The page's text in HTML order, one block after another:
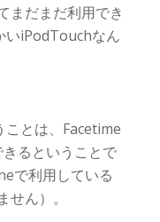
まだまだ利用でき
いiPodTouchなん
ことは、Facetime
るということで
で利用している
ん）。